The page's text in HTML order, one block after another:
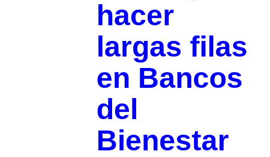
hacer
largas filas
en Bancos
del
Bienestar